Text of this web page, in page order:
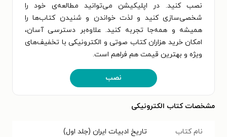
نصب کنید. در اپلیکیشن می‌توانید مطالعه‌ی خود را
شخصی‌سازی کنید و لذت خواندن و شنیدن کتاب‌ها را
همیشه و همه‌جا تجربه کنید. علاوه‌بر دسترسی آسان،
امکان خرید هزاران کتاب صوتی و الکترونیکی با تخفیف‌های
ویژه و بهترین قیمت هم فراهم است.
نصب
مشخصات کتاب الکترونیکی
نام کتاب تاریخ ادبیات ایران (جلد اول)